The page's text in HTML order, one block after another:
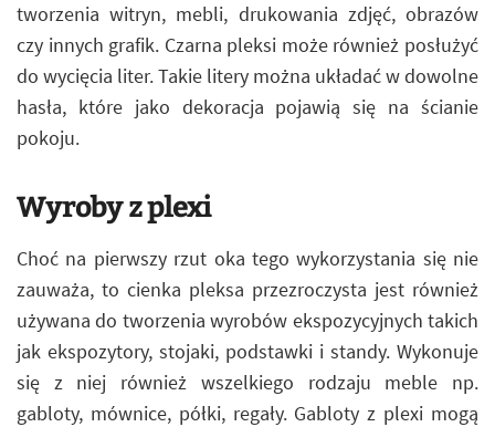
tworzenia witryn, mebli, drukowania zdjęć, obrazów
czy innych grafik. Czarna pleksi może również posłużyć
do wycięcia liter. Takie litery można układać w dowolne
hasła, które jako dekoracja pojawią się na ścianie
pokoju.
Wyroby z plexi
Choć na pierwszy rzut oka tego wykorzystania się nie
zauważa, to cienka pleksa przezroczysta jest również
używana do tworzenia wyrobów ekspozycyjnych takich
jak ekspozytory, stojaki, podstawki i standy. Wykonuje
się z niej również wszelkiego rodzaju meble np.
gabloty, mównice, półki, regały. Gabloty z plexi mogą